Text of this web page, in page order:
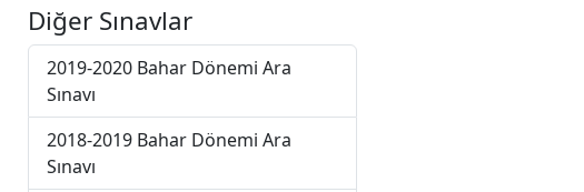
Diğer Sınavlar
2019-2020 Bahar Dönemi Ara
Sınavı
2018-2019 Bahar Dönemi Ara
Sınavı